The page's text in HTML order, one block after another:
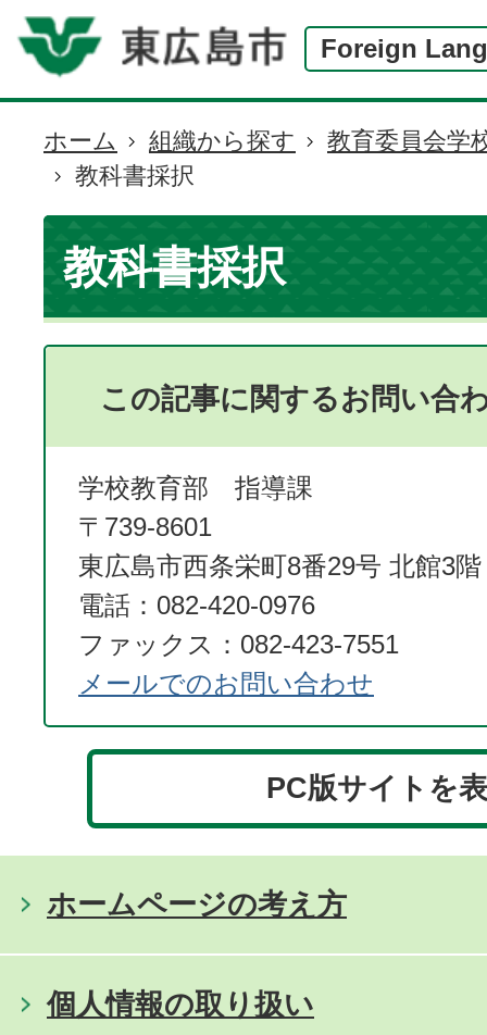
Foreign
現
在
の
位
置
ホーム 組織から探す
教育委員会学
教科書採択
教科書採択
この記事に関するお問い合
学校教育部 指導課
〒739-8601
東広島市西条栄町8番29号 北館3階
電話：082-420-0976
ファックス：082-423-7551
メールでのお問い合わせ
PC版サイトを
ホームページの考え方
個人情報の取り扱い